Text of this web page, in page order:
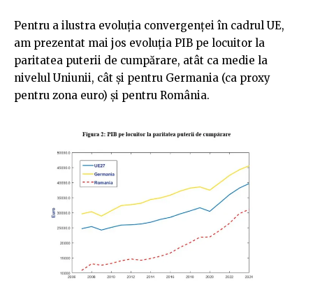
Pentru a ilustra evoluția convergenței în cadrul UE,
am prezentat mai jos evoluția PIB pe locuitor la
paritatea puterii de cumpărare, atât ca medie la
nivelul Uniunii, cât și pentru Germania (ca proxy
pentru zona euro) și pentru România.